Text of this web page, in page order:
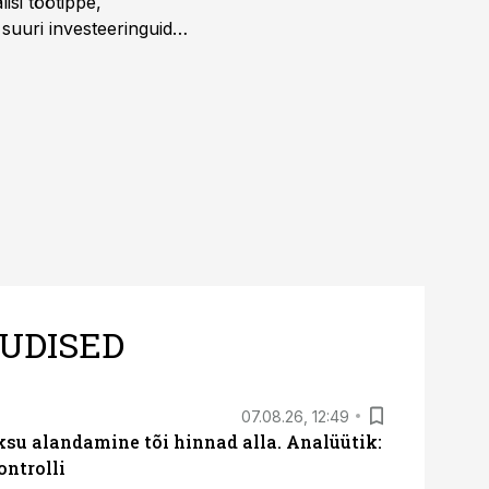
investeeringuid
07.08.26, 12:49
alandamine tõi hinnad alla. Analüütik: